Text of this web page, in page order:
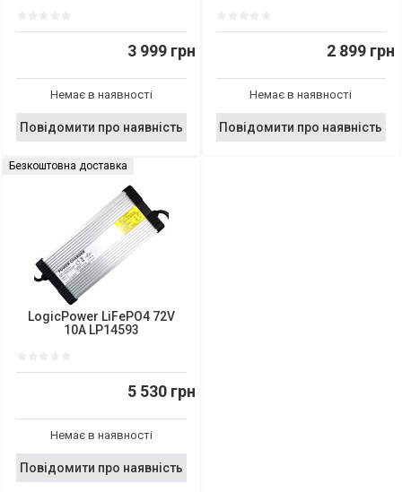
3 999 грн
Немає в наявності
Повідомити про наявність
2 899 грн
Немає в наявності
Повідомити про наявність
Безкоштовна доставка
LogicPower LiFePO4 72V
10A LP14593
5 530 грн
Немає в наявності
Повідомити про наявність